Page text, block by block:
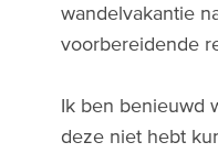
wandelvakantie
voorbereidende
Ik ben benieuwd
deze niet hebt